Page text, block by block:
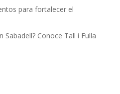
para fortalecer el
Sabadell? Conoce Tall i Fulla